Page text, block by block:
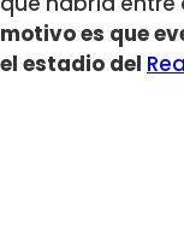
motivo es que
el estadio del